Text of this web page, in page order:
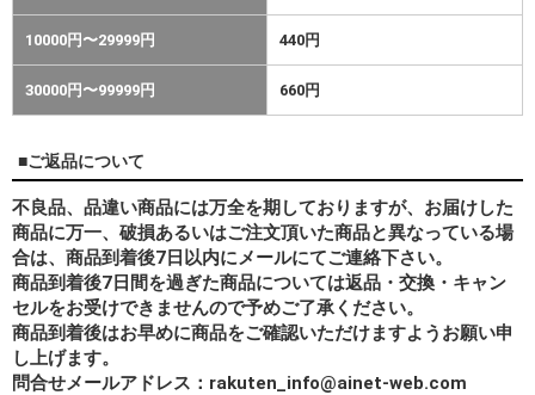
10000円〜29999円 440円
30000円〜99999円 660円
■ご返品について
不良品、品違い商品には万全を期しておりますが、お届けした
商品に万一、破損あるいはご注文頂いた商品と異なっている場
合は、商品到着後7日以内にメールにてご連絡下さい。
商品到着後7日間を過ぎた商品については返品・交換・キャン
セルをお受けできませんので予めご了承ください。
商品到着後はお早めに商品をご確認いただけますようお願い申
し上げます。
問合せメールアドレス：rakuten_info@ainet-web.com